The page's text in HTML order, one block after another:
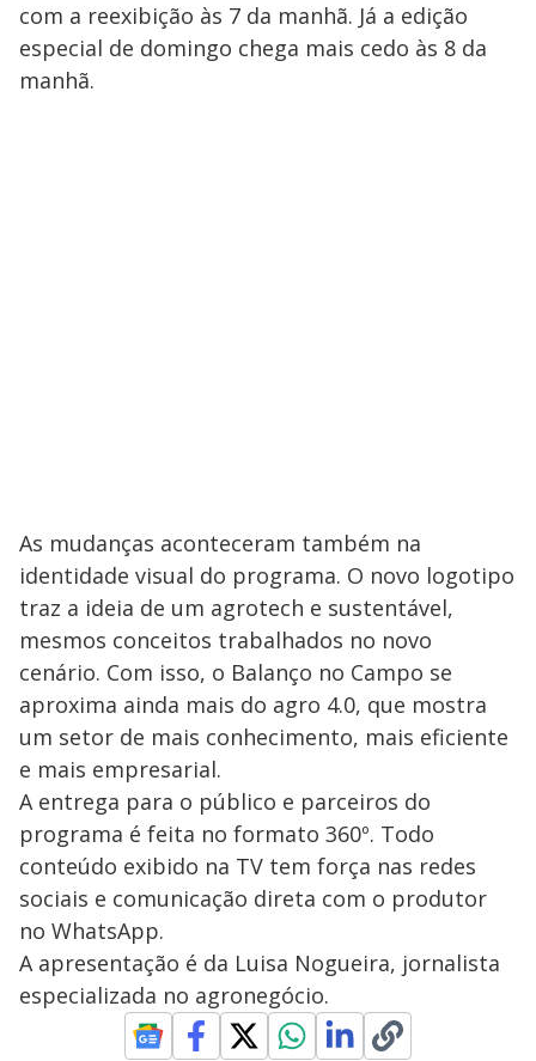
com a reexibição às 7 da manhã. Já a edição
especial de domingo chega mais cedo às 8 da
manhã.
As mudanças aconteceram também na
identidade visual do programa. O novo logotipo
traz a ideia de um agrotech e sustentável,
mesmos conceitos trabalhados no novo
cenário. Com isso, o Balanço no Campo se
aproxima ainda mais do agro 4.0, que mostra
um setor de mais conhecimento, mais eficiente
e mais empresarial.
A entrega para o público e parceiros do
programa é feita no formato 360º. Todo
conteúdo exibido na TV tem força nas redes
sociais e comunicação direta com o produtor
no WhatsApp.
A apresentação é da Luisa Nogueira, jornalista
especializada no agronegócio.